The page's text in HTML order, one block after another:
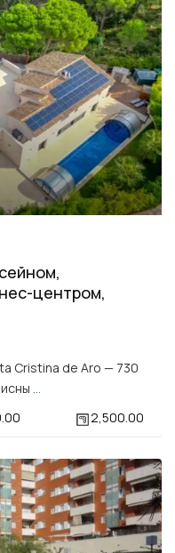
центром,
Cristina de Aro — 730
...
2,500.00